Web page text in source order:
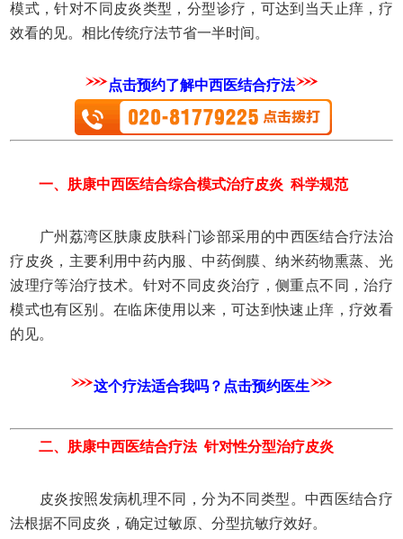
模式，针对不同皮炎类型，分型诊疗，可达到当天止痒，疗
效看的见。相比传统疗法节省一半时间。
点击预约了解中西医结合疗法
一、 肤康中西医结合综合模式治疗皮炎 科学规范
广州荔湾区肤康皮肤科门诊部采用的中西医结合疗法治
疗皮炎， 主要利用中药内服、中药倒膜、纳米药物熏蒸、光
波理疗等治疗技术。针对不同皮炎治疗，侧重点不同，治疗
模式也有区别。在临床使用以来，可达到快速止痒，疗效看
的见。
这个疗法适合我吗？点击预约医生
二、 肤康中西医结合疗法 针对性分型治疗皮炎
皮炎按照发病机理不同，分为不同类型。中西医结合疗
法根据不同皮炎，确定过敏原、分型抗敏疗效好。